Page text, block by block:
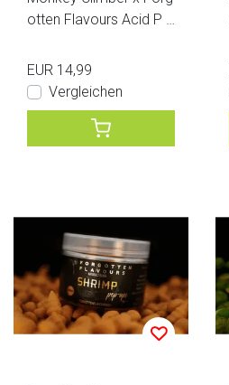
otten Flavours Acid P P
EUR 14,99
Vergleichen